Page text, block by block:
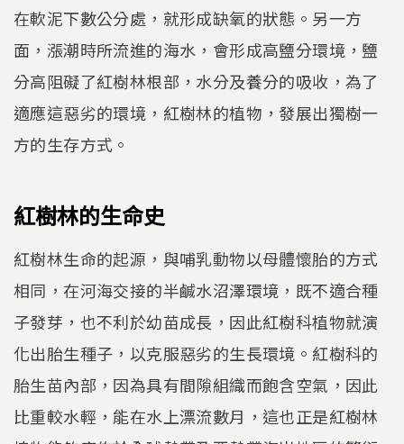
在軟泥下數公分處，就形成缺氧的狀態。另一方
面，漲潮時所流進的海水，會形成高鹽分環境，鹽
分高阻礙了紅樹林根部，水分及養分的吸收，為了
適應這惡劣的環境，紅樹林的植物，發展出獨樹一
方的生存方式。
紅樹林的生命史
紅樹林生命的起源，與哺乳動物以母體懷胎的方式
相同，在河海交接的半鹹水沼澤環境，既不適合種
子發芽，也不利於幼苗成長，因此紅樹科植物就演
化出胎生種子，以克服惡劣的生長環境。紅樹科的
胎生苗內部，因為具有間隙組織而飽含空氣，因此
比重較水輕，能在水上漂流數月，這也正是紅樹林